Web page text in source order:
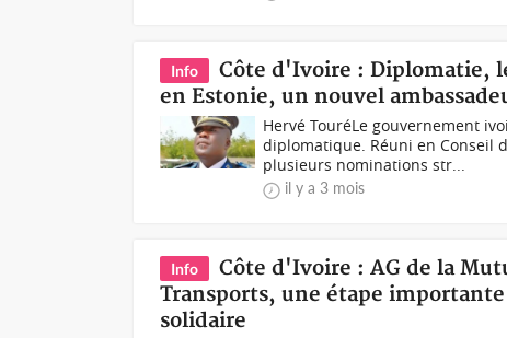
Info
Côte d'Ivoire : Diplomatie,
en Estonie, un nouvel
Hervé TouréLe gouvernement
diplomatique. Réuni en Conseil
plusieurs nominations str...
il y a 3 mois
Info
Côte d'Ivoire : AG de la
Transports, une étape
solidaire